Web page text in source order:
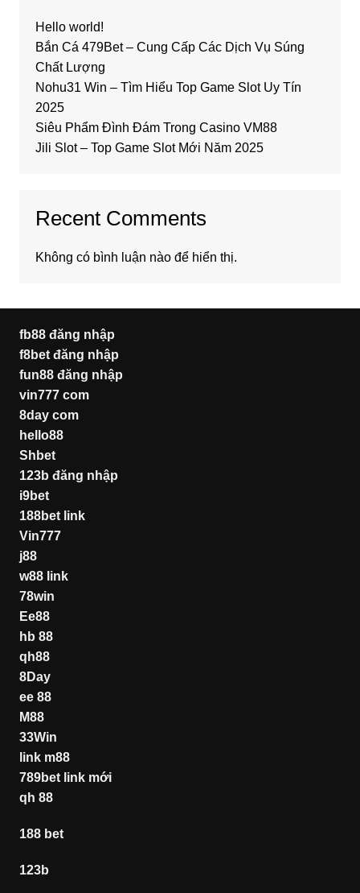
Hello world!
Bắn Cá 479Bet – Cung Cấp Các Dịch Vụ Súng
Chất Lượng
Nohu31 Win – Tìm Hiểu Top Game Slot Uy Tín
2025
Siêu Phẩm Đình Đám Trong Casino VM88
Jili Slot – Top Game Slot Mới Năm 2025
Recent Comments
Không có bình luận nào để hiển thị.
fb88 đăng nhập
f8bet đăng nhập
fun88 đăng nhập
vin777 com
8day com
hello88
Shbet
123b đăng nhập
i9bet
188bet link
Vin777
j88
w88 link
78win
Ee88
hb 88
qh88
8Day
ee 88
M88
33Win
link m88
789bet link mới
qh 88
188 bet
123b